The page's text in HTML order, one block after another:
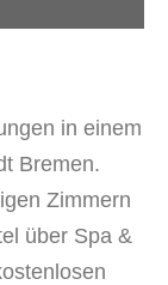
in einem
Bremen.
Zimmern
über Spa &